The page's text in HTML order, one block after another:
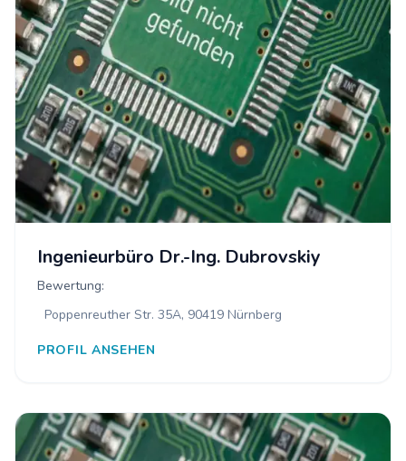
Ingenieurbüro Dr.-Ing. Dubrovskiy
Bewertung:
Poppenreuther Str. 35A, 90419 Nürnberg
PROFIL ANSEHEN